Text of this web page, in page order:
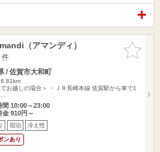
お気に入
りに追加
（アマンディ）
/ 佐賀市大和町
でお越しの場合＞ ・ＪＲ長崎本線 佐賀駅から車で1
間 10:00～23:00
金 910円～
宿泊 冷え性
ンあり